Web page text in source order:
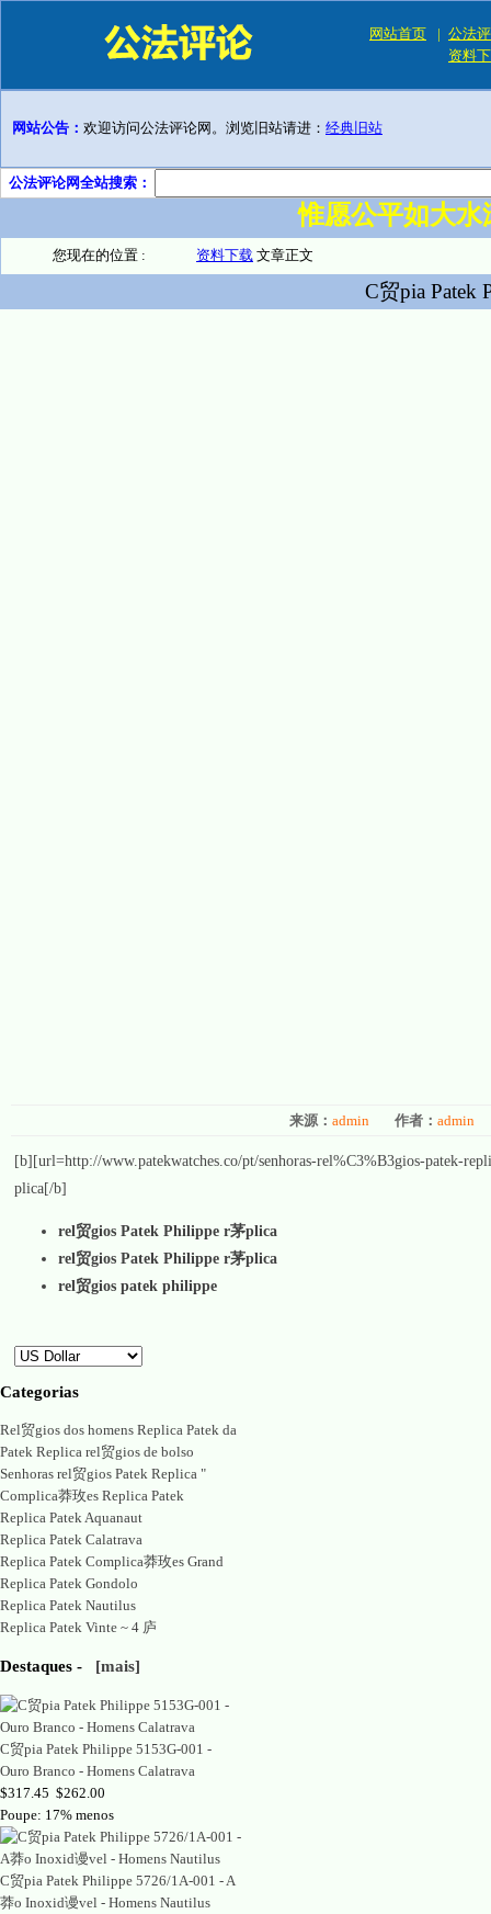
网站首页 | 公法
资料
网站公告： 欢迎访问公法评论网。浏览旧站请进： 经典旧站
公法评论网全站搜索：
惟愿公平如大
您现在的位置 : 资料下载 文章正文
C贸pia Patek
来源： admin 作者： admin
[b][url=http://www.patekwatches.co/pt/senhoras-rel%C3%B3gios-patek-
plica[/b]
rel贸gios Patek Philippe r茅plica
rel贸gios Patek Philippe r茅plica
rel贸gios patek philippe
Categorias
Rel贸gios dos homens Replica Patek da
Patek Replica rel贸gios de bolso
Senhoras rel贸gios Patek Replica "
Complica莽玫es Replica Patek
Replica Patek Aquanaut
Replica Patek Calatrava
Replica Patek Complica莽玫es Grand
Replica Patek Gondolo
Replica Patek Nautilus
Replica Patek Vinte ~ 4 庐
Destaques - [mais]
C贸pia Patek Philippe 5153G-001 -
Ouro Branco - Homens Calatrava
$317.45 $262.00
Poupe: 17% menos
C贸pia Patek Philippe 5726/1A-001 - A
莽o Inoxid谩vel - Homens Nautilus